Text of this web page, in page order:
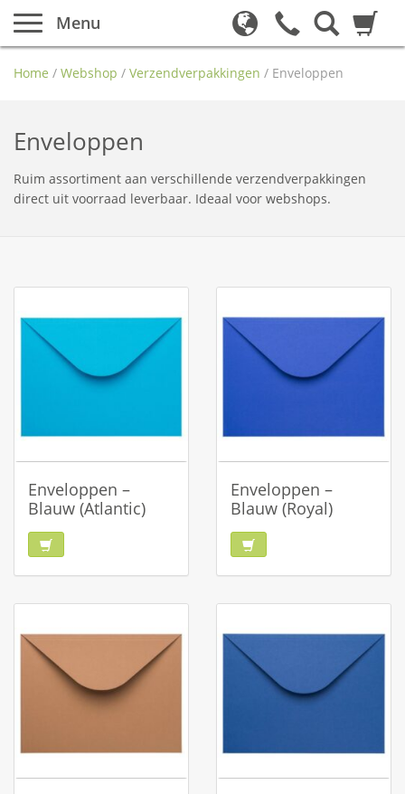
Menu
Home / Webshop / Verzendverpakkingen / Enveloppen
Enveloppen
Ruim assortiment aan verschillende verzendverpakkingen
direct uit voorraad leverbaar. Ideaal voor webshops.
Enveloppen –
Blauw (Atlantic)
Enveloppen –
Blauw (Royal)